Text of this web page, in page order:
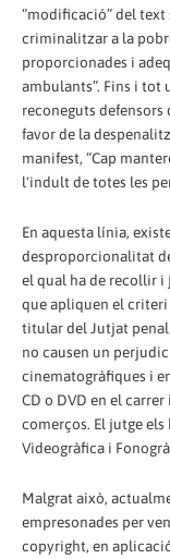
“modificació” del
criminalitzar a la
proporcionades i
ambulants”. Fins i tot
reconeguts defensors
favor de la
manifest, “Cap
l'indult de totes les
En aquesta línia,
desproporcionalitat
el qual ha de recollir i
que apliquen el
titular del Jutjat penal
no causen un
cinematogràfiques i
CD o DVD en el
comerços. El jutge
Videogràfica i
Malgrat això,
empresonades per
copyright, en